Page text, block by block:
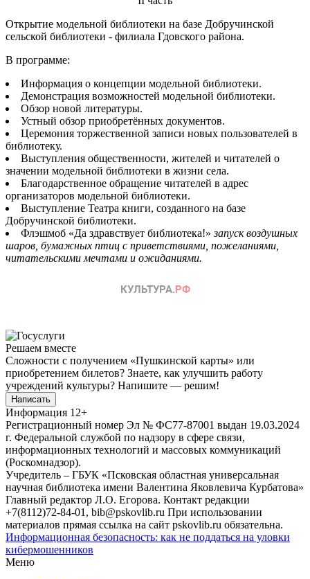
Открытие модельной библиотеки на базе Добручинской
сельской библиотеки - филиала Гдовского района.
В программе:
Информация о концепции модельной библиотеки.
Демонстрация возможностей модельной библиотеки.
Обзор новой литературы.
Устный обзор приобретённых документов.
Церемония торжественной записи новых пользователей в
библиотеку.
Выступления общественности, жителей и читателей о
значении модельной библиотеки в жизни села.
Благодарственное обращение читателей в адрес
организаторов модельной библиотеки.
Выступление Театра книги, созданного на базе
Добручинской библиотеки.
Флэшмоб «Да здравствует библиотека!»запуск воздушных
шаров, бумажных птиц с приветствиями, пожеланиями,
читательскими мечтами и ожиданиями.
Решаем вместе
Сложности с получением «Пушкинской карты» или
приобретением билетов? Знаете, как улучшить работу
учреждений культуры? Напишите — решим!
Написать
Информация 12+
Регистрационный номер Эл № ФС77-87001 выдан 19.03.2024
г. Федеральной службой по надзору в сфере связи,
информационных технологий и массовых коммуникаций
(Роскомнадзор).
Учредитель – ГБУК «Псковская областная универсальная
научная библиотека имени Валентина Яковлевича Курбатова»
Главный редактор Л.О. Егорова. Контакт редакции
+7(8112)72-84-01, bib@pskovlib.ru При использовании
материалов прямая ссылка на сайт pskovlib.ru обязательна.
Информационная безопасность: как не поддаться на уловки
кибермошенников
Меню